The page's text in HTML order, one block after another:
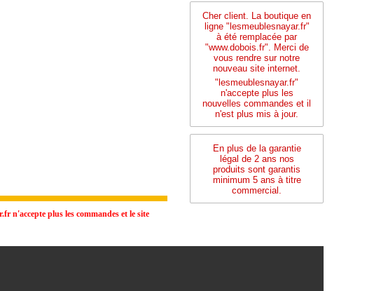
n'accepte plus les commandes et le site
Cher client. La boutique en
ligne "lesmeublesnayar.fr"
à été remplacée par
"www.dobois.fr". Merci de
vous rendre sur notre
nouveau site internet.
"lesmeublesnayar.fr"
n'accepte plus les
nouvelles commandes et il
n'est plus mis à jour.
En plus de la garantie
légal de 2 ans nos
produits sont garantis
minimum 5 ans à titre
commercial.